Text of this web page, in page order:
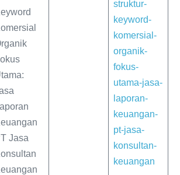
Jasa
struktur-
keyword-
komersial-
organik-
fokus-
utama-jasa-
laporan-
keuangan-
pt-jasa-
konsultan-
keuangan